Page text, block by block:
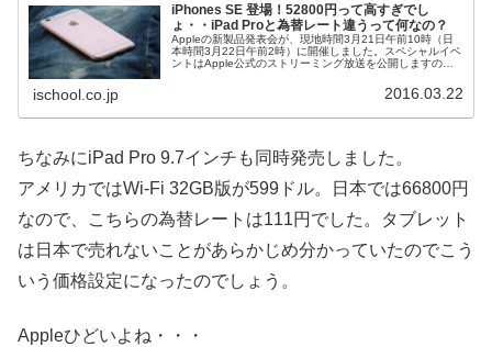
iPhones SE 登場！52800円って高すぎでし
ょ・・iPad Proと為替レート違うって何なの？
Appleの新製品発表会が、現地時間3月21日午前10時（日
本時間3月22日午前2時）に開催しました。スペシャルイベ
ントはApple公式のストリーミング放送を公開しますの
ischool.co.jp 2016.03.22
ちなみにiPad Pro 9.7インチも同時発売しました。
アメリカではWi-Fi 32GB版が599ドル。日本では66800円
なので、こちらの為替レートは111円でした。タブレット
は日本で売れないことがあらかじめ分かっていたのでこう
いう価格設定になったのでしょう。
Appleひどいよね・・・